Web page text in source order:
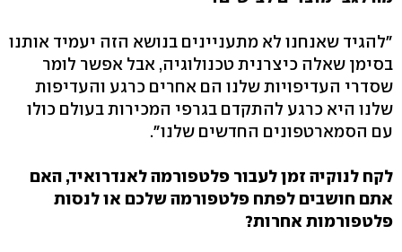
"להגיד שאנחנו לא מתעניינים בנושא הזה יעמיד אותנו
בסימן שאלה כיצרנית טכנולוגיה, אבל אפשר לומר
שסדרי העדיפויות שלנו הם אחרים כרגע והעדיפות
שלנו היא כרגע להתקדם בגרפי המכירות בעולם כולו
עם הסמארטפונים החדשים שלנו".
לקח לנוקיה זמן לעבור פלטפורמה לאנדרואיד, האם
אתם חושבים לפתח פלטפורמה שלכם או לנסות
פלטפורמות אחרות?